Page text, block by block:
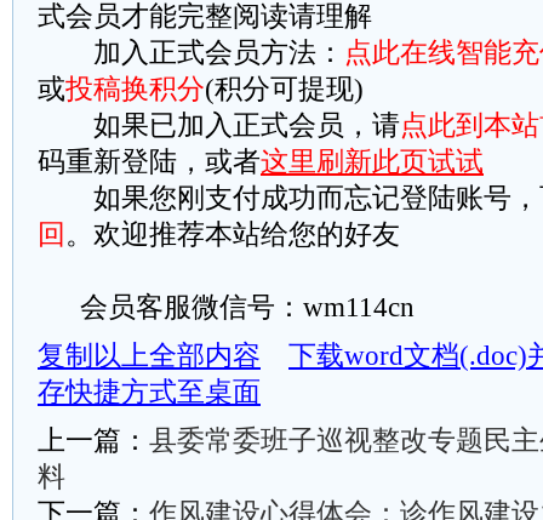
式会员才能完整阅读请理解
加入正式会员方法： 点此在线智能
或投稿换积分(积分可提现)
如果已加入正式会员，请点此到本
码重新登陆，或者这里刷新此页试试
如果您刚支付成功而忘记登陆账号，
回 。欢迎推荐本站给您的好友
会员客服微信号：wm114cn
复制以上全部内容
下载word文档(.doc)
存快捷方式至桌面
上一篇： 县委常委班子巡视整改专题民
料
下一篇： 作风建设心得体会：诊作风建